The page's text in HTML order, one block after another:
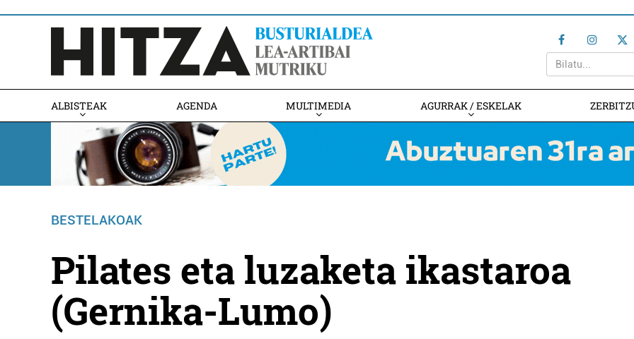
ALBISTEAK AGENDA MULTIMEDIA AGURRAK / ESKELAK
BESTELAKOAK
Pilates eta luzaketa ikastaroa
(Gernika-Lumo)